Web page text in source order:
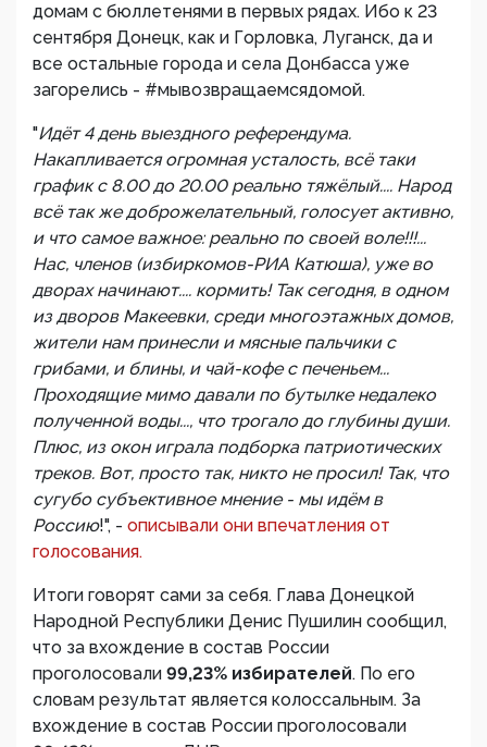
домам с бюллетенями в первых рядах. Ибо к 23
сентября Донецк, как и Горловка, Луганск, да и
все остальные города и села Донбасса уже
загорелись - #мывозвращаемсядомой.
"Идёт 4 день выездного референдума.
Накапливается огромная усталость, всё таки
график с 8.00 до 20.00 реально тяжёлый.... Народ
всё так же доброжелательный, голосует активно,
и что самое важное: реально по своей воле!!!...
Нас, членов (избиркомов-РИА Катюша), уже во
дворах начинают.... кормить! Так сегодня, в одном
из дворов Макеевки, среди многоэтажных домов,
жители нам принесли и мясные пальчики с
грибами, и блины, и чай-кофе с печеньем...
Проходящие мимо давали по бутылке недалеко
полученной воды..., что трогало до глубины души.
Плюс, из окон играла подборка патриотических
треков. Вот, просто так, никто не просил! Так, что
сугубо субъективное мнение - мы идём в
Россию!", - описывали они впечатления от
голосования.
Итоги говорят сами за себя. Глава Донецкой
Народной Республики Денис Пушилин сообщил,
что за вхождение в состав России
проголосовали 99,23% избирателей. По его
словам результат является колоссальным. За
вхождение в состав России проголосовали